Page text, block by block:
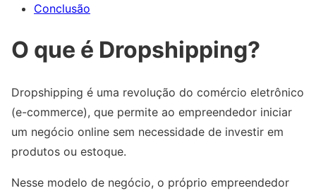
Conclusão
O que é Dropshipping?
Dropshipping é uma revolução do comércio eletrônico
(e-commerce), que permite ao empreendedor iniciar
um negócio online sem necessidade de investir em
produtos ou estoque.
Nesse modelo de negócio, o próprio empreendedor